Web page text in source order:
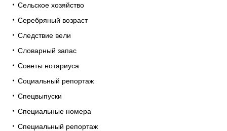
Сельское хозяйство
Серебряный возраст
Следствие вели
Словарный запас
Советы нотариуса
Социальный репортаж
Спецвыпуски
Специальные номера
Специальный репортаж